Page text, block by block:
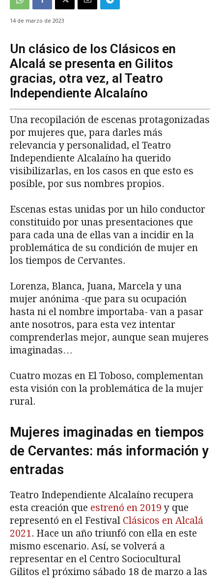
14 de marzo de 2023
Un clásico de los Clásicos en
Alcalá se presenta en Gilitos
gracias, otra vez, al Teatro
Independiente Alcalaíno
Una recopilación de escenas protagonizadas
por mujeres que, para darles más
relevancia y personalidad, el Teatro
Independiente Alcalaíno ha querido
visibilizarlas, en los casos en que esto es
posible, por sus nombres propios.
Escenas estas unidas por un hilo conductor
constituido por unas presentaciones que
para cada una de ellas van a incidir en la
problemática de su condición de mujer en
los tiempos de Cervantes.
Lorenza, Blanca, Juana, Marcela y una
mujer anónima -que para su ocupación
hasta ni el nombre importaba- van a pasar
ante nosotros, para esta vez intentar
comprenderlas mejor, aunque sean mujeres
imaginadas…
Cuatro mozas en El Toboso, complementan
esta visión con la problemática de la mujer
rural.
Mujeres imaginadas en tiempos
de Cervantes: más información y
entradas
Teatro Independiente Alcalaíno recupera
esta creación que estrenó en 2019 y que
representó en el Festival Clásicos en Alcalá
2021. Hace un año triunfó con ella en este
mismo escenario. Así, se volverá a
representar en el Centro Sociocultural
Gilitos el próximo sábado 18 de marzo a las